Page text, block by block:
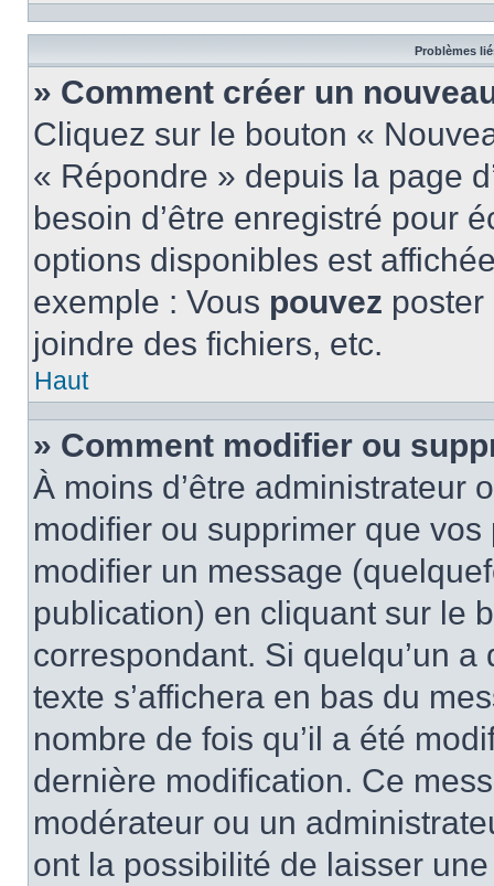
Problèmes
» Comment créer un
Cliquez sur le bouton «
« Répondre » depuis la page
besoin d’être enregistré pour
options disponibles est
exemple : Vous pouvez
joindre des fichiers, etc.
Haut
» Comment modifier ou
À moins d’être administrateur
modifier ou supprimer que
modifier un message
publication) en cliquant sur le
correspondant. Si quelqu’un
texte s’affichera en bas du
nombre de fois qu’il a été
dernière modification. Ce
modérateur ou un
ont la possibilité de laisser